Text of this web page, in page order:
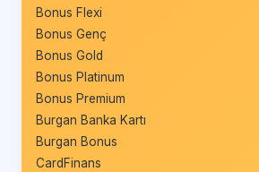
Bonus Flexi
Bonus Genç
Bonus Gold
Bonus Platinum
Bonus Premium
Burgan Banka Kartı
Burgan Bonus
CardFinans